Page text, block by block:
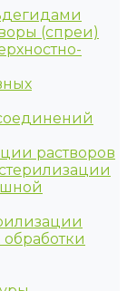
(спреи)
растворов